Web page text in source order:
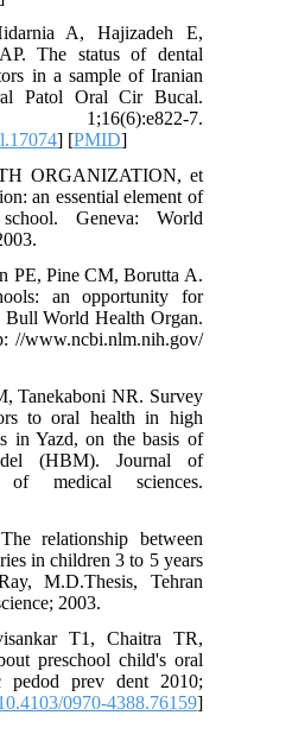
A, Hajizadeh E,
The status of dental
in a sample of Iranian
Patol Oral Cir Bucal.
7.
] [PMID
ORGANIZATION, et
an essential element of
school. Geneva: World
PE, Pine CM, Borutta A.
an opportunity for
Bull World Health Organ.
//www.ncbi.nlm.nih.gov/
Tanekaboni NR. Survey
to oral health in high
in Yazd, on the basis of
(HBM). Journal of
of medical sciences.
The relationship between
in children 3 to 5 years
M.D.Thesis, Tehran
2003.
T1, Chaitra TR,
preschool child's oral
pedod prev dent 2010;
0970-4388.76159